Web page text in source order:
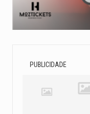
PUBLICIDADE